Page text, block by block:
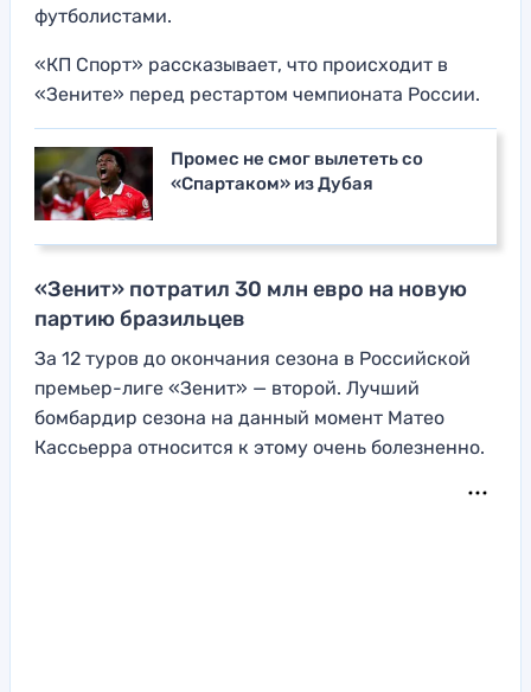
футболистами.
«КП Спорт» рассказывает, что происходит в
«Зените» перед рестартом чемпионата России.
Промес не смог вылететь со
«Спартаком» из Дубая
«Зенит» потратил 30 млн евро на новую
партию бразильцев
За 12 туров до окончания сезона в Российской
премьер-лиге «Зенит» — второй. Лучший
бомбардир сезона на данный момент Матео
Кассьерра относится к этому очень болезненно.